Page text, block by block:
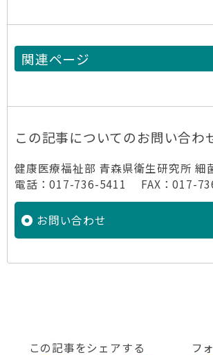
関連ページ
この記事についてのお問い合わ
健康医療福祉部 青森県衛生研究所 細
電話：017-736-5411 FAX：017-
お問い合わせ
この記事をシェアする フ